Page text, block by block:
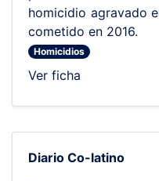
homicidio agravado
cometido en 2016.
Homicidios
Ver ficha
Diario Co-latino